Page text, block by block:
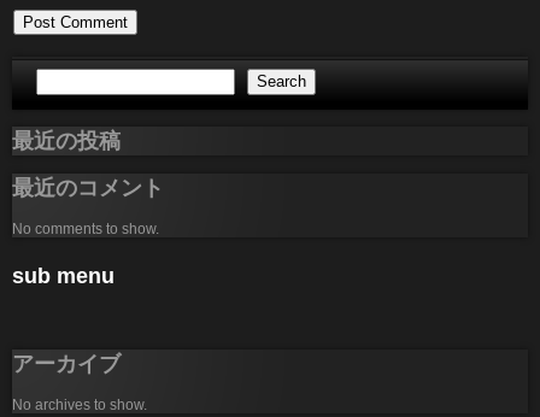
Search
最近の投稿
最近のコメント
No comments to show.
sub menu
アーカイブ
No archives to show.